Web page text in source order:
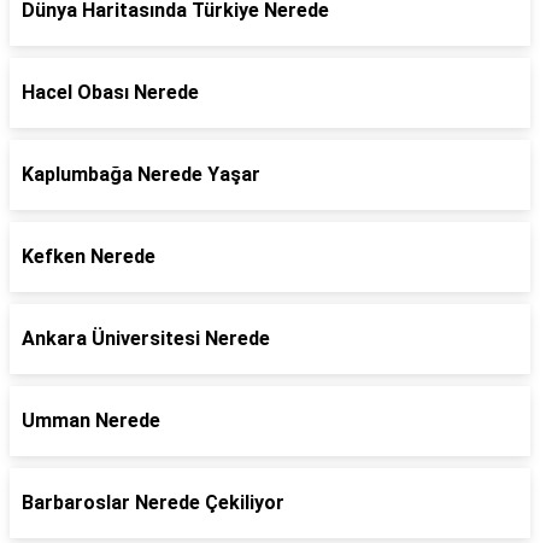
Dünya Haritasında Türkiye Nerede
Hacel Obası Nerede
Kaplumbağa Nerede Yaşar
Kefken Nerede
Ankara Üniversitesi Nerede
Umman Nerede
Barbaroslar Nerede Çekiliyor